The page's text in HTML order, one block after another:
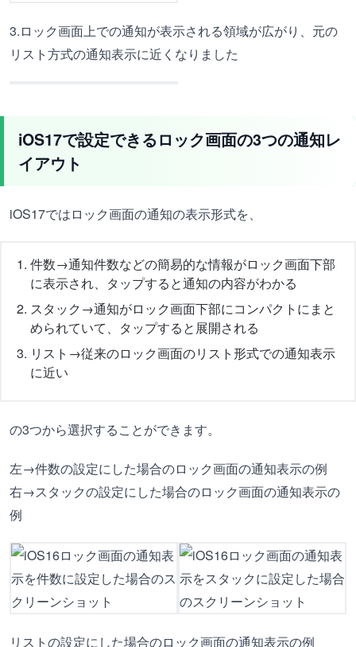
3.ロック画面上での通知が表示される領域が広がり、元の
リスト方式の通知表示に近くなりました
iOS17で設定できるロック画面の3つの通知レ
イアウト
iOS17ではロック画面の通知の表示形式を、
件数→通知件数などの簡易的な情報がロック画面下部
に表示され、タップすると通知の内容がわかる
スタック→通知がロック画面下部にコンパクトにまと
められていて、タップすると展開される
リスト→従来のロック画面のリスト形式での通知表示
に近い
の3つから選択することができます。
左→件数の設定にした場合のロック画面の通知表示の例
右→スタックの設定にした場合のロック画面の通知表示の
例
リストの設定にした場合のロック画面の通知表示の例